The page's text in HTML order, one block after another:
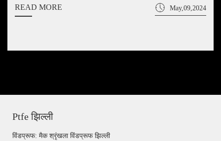
READ MORE May,09,2024
Ptfe झिल्ली
विंडप्रूफ: मैक श्रृंखला विंडप्रूफ झिल्ली